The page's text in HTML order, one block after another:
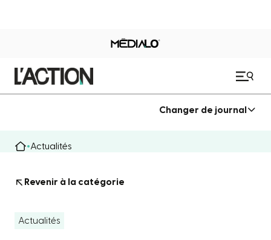
Changer de journal
Actualités
Revenir à la catégorie
Actualités